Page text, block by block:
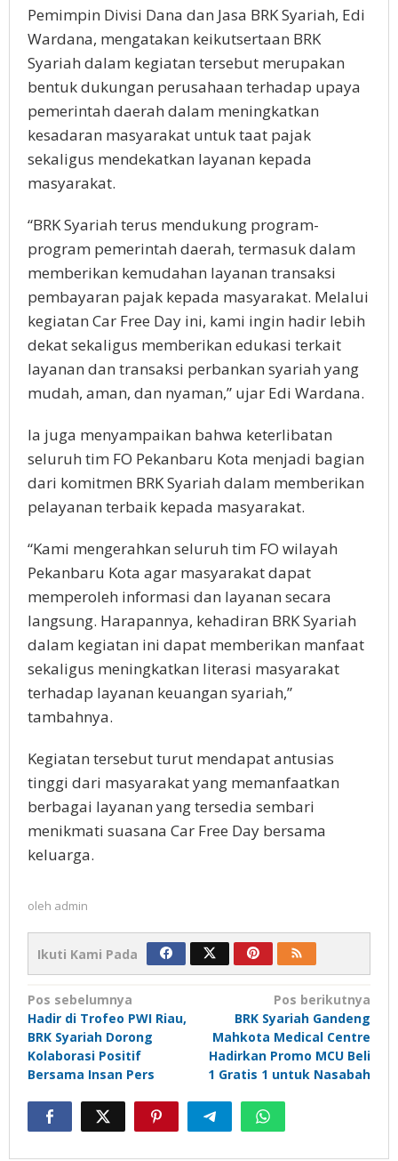
Pemimpin Divisi Dana dan Jasa BRK Syariah, Edi
Wardana, mengatakan keikutsertaan BRK
Syariah dalam kegiatan tersebut merupakan
bentuk dukungan perusahaan terhadap upaya
pemerintah daerah dalam meningkatkan
kesadaran masyarakat untuk taat pajak
sekaligus mendekatkan layanan kepada
masyarakat.
“BRK Syariah terus mendukung program-
program pemerintah daerah, termasuk dalam
memberikan kemudahan layanan transaksi
pembayaran pajak kepada masyarakat. Melalui
kegiatan Car Free Day ini, kami ingin hadir lebih
dekat sekaligus memberikan edukasi terkait
layanan dan transaksi perbankan syariah yang
mudah, aman, dan nyaman,” ujar Edi Wardana.
Ia juga menyampaikan bahwa keterlibatan
seluruh tim FO Pekanbaru Kota menjadi bagian
dari komitmen BRK Syariah dalam memberikan
pelayanan terbaik kepada masyarakat.
“Kami mengerahkan seluruh tim FO wilayah
Pekanbaru Kota agar masyarakat dapat
memperoleh informasi dan layanan secara
langsung. Harapannya, kehadiran BRK Syariah
dalam kegiatan ini dapat memberikan manfaat
sekaligus meningkatkan literasi masyarakat
terhadap layanan keuangan syariah,”
tambahnya.
Kegiatan tersebut turut mendapat antusias
tinggi dari masyarakat yang memanfaatkan
berbagai layanan yang tersedia sembari
menikmati suasana Car Free Day bersama
keluarga.
oleh admin
Ikuti Kami Pada
Navigasi
pos
Pos sebelumnya
Hadir di Trofeo PWI Riau,
BRK Syariah Dorong
Kolaborasi Positif
Bersama Insan Pers
Pos berikutnya
BRK Syariah Gandeng
Mahkota Medical Centre
Hadirkan Promo MCU Beli
1 Gratis 1 untuk Nasabah